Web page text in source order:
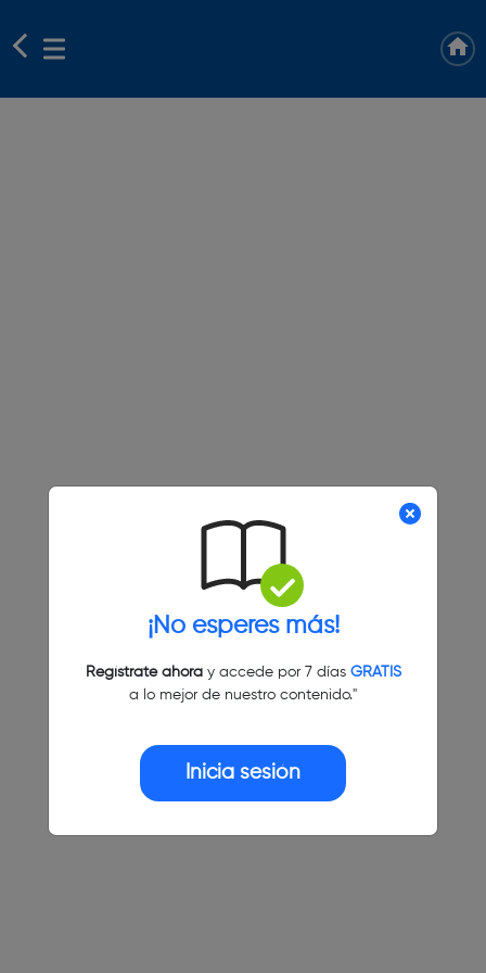
¡No esperes más!
Regístrate ahoray accede por 7 días GRATIS
a lo mejor de nuestro contenido."
Inicia sesión